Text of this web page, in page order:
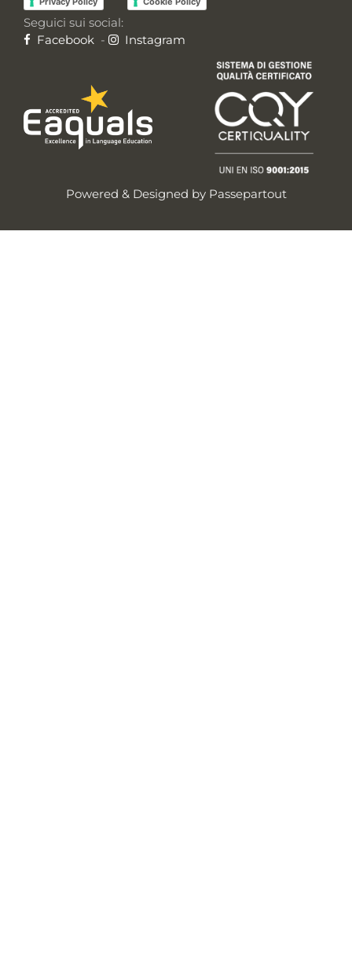
Seguici sui social:
Facebook - Instagram
Powered & Designed by Passepartout